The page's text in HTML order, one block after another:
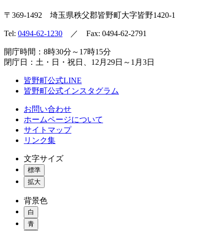
〒369-1492 埼玉県秩父郡皆野町大字皆野1420-1
Tel: 0494-62-1230 ／ Fax: 0494-62-2791
開庁時間：8時30分～17時15分
閉庁日：土・日・祝日、12月29日～1月3日
皆野町公式LINE
皆野町公式インスタグラム
お問い合わせ
ホームページについて
サイトマップ
リンク集
文字サイズ
標準
拡大
背景色
白
青